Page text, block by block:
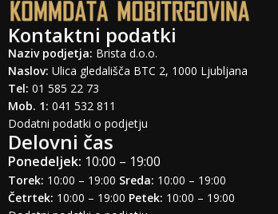
Kontaktni podatki
Naziv podjetja: Brista d.o.o.
Naslov: Ulica gledališča BTC 2, 1000 Ljubljana
Tel: 01 585 22 73
Mob. 1: 041 532 811
Dodatni podatki o podjetju
Delovni čas
Ponedeljek: 10:00 – 19:00
Torek: 10:00 – 19:00 Sreda: 10:00 – 19:00
Četrtek: 10:00 – 19:00 Petek: 10:00 – 19:00